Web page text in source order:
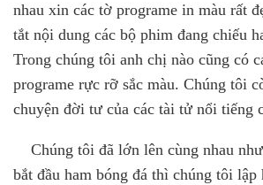
nhau xin các tờ programe in màu rất
tắt nội dung các bộ phim đang chiếu
Trong chúng tôi anh chị nào cũng có
programe rực rỡ sắc màu. Chúng tôi
chuyện đời tư của các tài tử nổi tiếng
Chúng tôi đã lớn lên cùng nhau
bắt đầu ham bóng đá thì chúng tôi lập